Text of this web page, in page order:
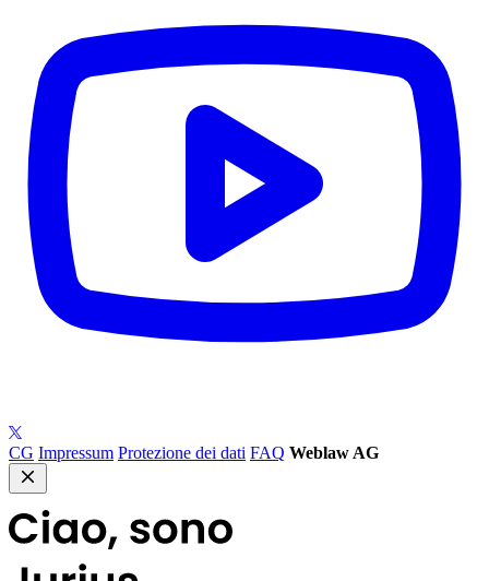
CG Impressum Protezione dei dati FAQ Weblaw AG